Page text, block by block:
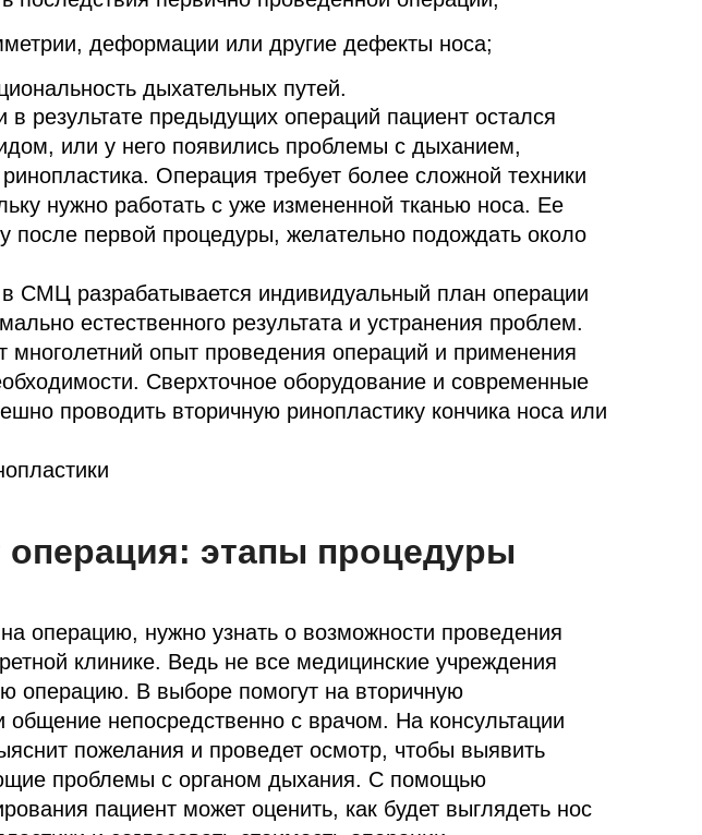
деформации или другие дефекты носа;
дыхательных путей.
результате предыдущих операций пациент остался
или у него появились проблемы с дыханием,
Операция требует более сложной техники
нужно работать с уже измененной тканью носа. Ее
после первой процедуры, желательно подождать около
СМЦ разрабатывается индивидуальный план операции
естественного результата и устранения проблем.
многолетний опыт проведения операций и применения
Сверхточное оборудование и современные
проводить вторичную ринопластику кончика носа или
операция: этапы процедуры
операцию, нужно узнать о возможности проведения
клинике. Ведь не все медицинские учреждения
операцию. В выборе помогут на вторичную
общение непосредственно с врачом. На консультации
пожелания и проведет осмотр, чтобы выявить
проблемы с органом дыхания. С помощью
пациент может оценить, как будет выглядеть нос